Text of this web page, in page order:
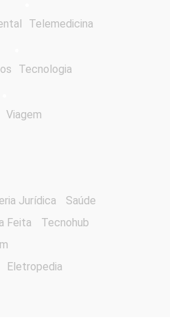
Telemedicina
Tecnologia
Viagem
Jurídica
Saúde
Feita
Tecnohub
Eletropedia